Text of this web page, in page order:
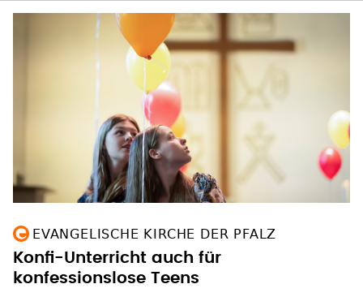
EVANGELISCHE KIRCHE DER PFALZ
Konfi-Unterricht auch für
konfessionslose Teens